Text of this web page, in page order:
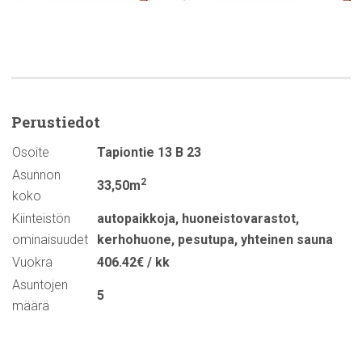
Perustiedot
Osoite
Tapiontie 13 B 23
Asunnon
koko
33,50m2
Kiinteistön
ominaisuudet
autopaikkoja, huoneistovarastot,
kerhohuone, pesutupa, yhteinen sauna
Vuokra
406.42€ / kk
Asuntojen
määrä
5